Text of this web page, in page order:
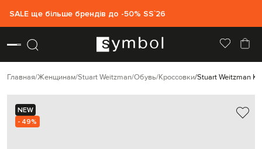
SALE ще більше брендів до -50% SS`26
Главная Женщинам Stuart Weitzman Обувь Кроссовки Stuart Weitzman
NEW
- 49%